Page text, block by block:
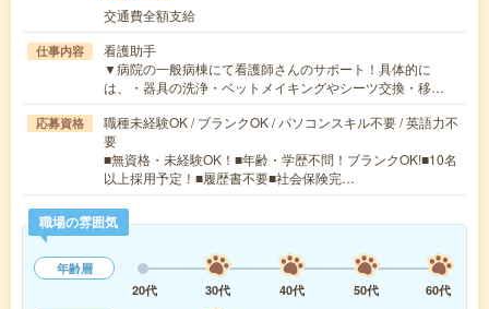
交通費全額支給
仕事内容
看護助手
▼病院の一般病棟にて看護師さんのサポート！具体的に
は、・器具の洗浄・ベットメイキングやシーツ交換・移…
応募資格
職種未経験OK / ブランクOK / パソコンスキル不要 / 英語力不
要
■無資格・未経験OK！■年齢・学歴不問！ブランクOK!■10名
以上採用予定！■履歴書不要■社会保険完…
職場の雰囲気
年齢層
20代
30代 40代 50代
60代